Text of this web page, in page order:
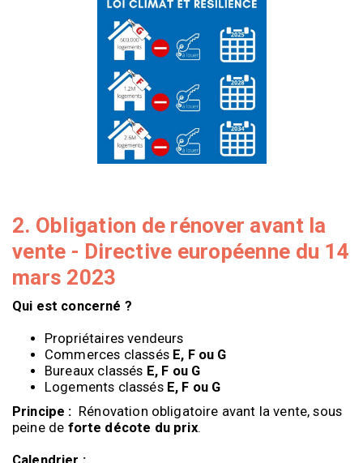
2. Obligation de rénover avant la
vente - Directive européenne du 14
mars 2023
Qui est concerné ?
Propriétaires vendeurs
Commerces classés E, F ou G
Bureaux classés E, F ou G
Logements classés E, F ou G
Principe : Rénovation obligatoire avant la vente, sous
peine de forte décote du prix.